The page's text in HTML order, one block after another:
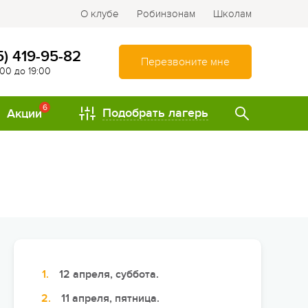
О клубе Робинзонам Школам
419-95-82
до 19:00
Перезвоните мне
развивающие лагеря
Походы и путешествия
Акции6 Подобрать лагерь
12 апреля, суббота.
11 апреля, пятница.